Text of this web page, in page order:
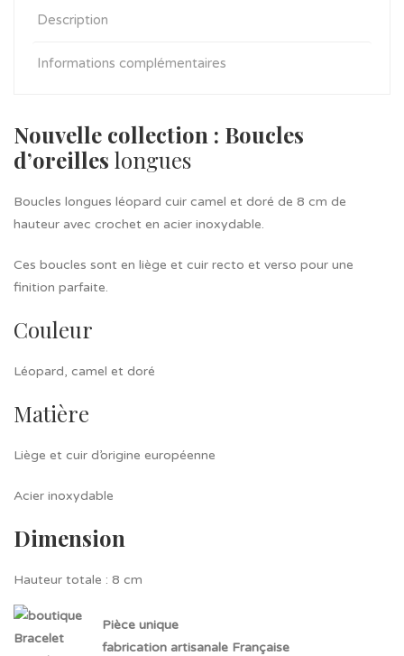
Description
Informations complémentaires
Nouvelle collection : Boucles
d’oreilles longues
Boucles longues léopard cuir camel et doré de 8 cm de
hauteur avec crochet en acier inoxydable.
Ces boucles sont en liège et cuir recto et verso pour une
finition parfaite.
Couleur
Léopard, camel et doré
Matière
Liège et cuir d’origine européenne
Acier inoxydable
Dimension
Hauteur totale : 8 cm
Pièce unique
fabrication artisanale Française